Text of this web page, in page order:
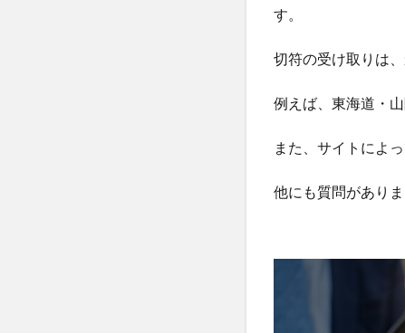
す。
切符の受け取りは
例えば、東海道・
また、サイトによ
他にも質問があり